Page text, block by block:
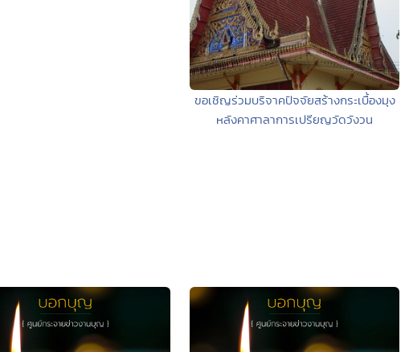
ขอเชิญร่วมบริจาคปัจจัยสร้างกระเบื้องมุง
หลังคาศาลาการเปรียญวัดวังวน